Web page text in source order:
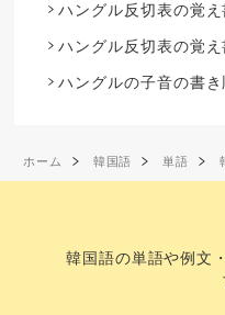
ハングル反切表の覚え
ハングル反切表の覚
ハングルの子音の書き
ホーム 韓国語 単語
韓国語の単語や例文